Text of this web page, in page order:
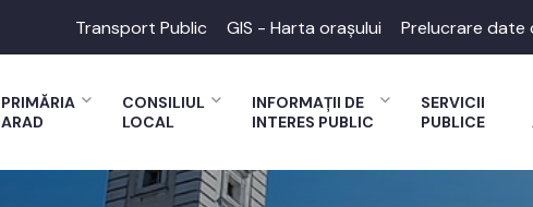
Transport Public GIS - Harta orașului Prelucrare date
PRIMĂRIA
ARAD
CONSILIUL
LOCAL
INFORMAȚII DE
INTERES PUBLIC
SERVICII
PUBLICE